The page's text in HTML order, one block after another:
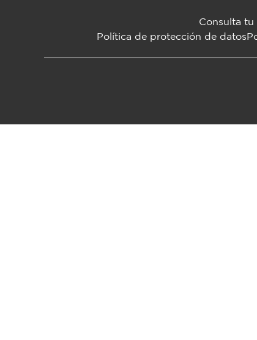
Consulta tu
Política de protección de datos